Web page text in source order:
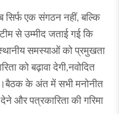
एक संगठन नहीं, बल्कि
से उम्मीद जताई गई कि
समस्याओं को प्रमुखता
को बढ़ावा देगी,नवोदित
के अंत में सभी मनोनीत
और पत्रकारिता की गरिमा